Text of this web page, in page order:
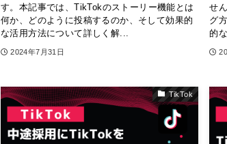
す。本記事では、TikTokのストーリー機能とは
何か、どのように投稿するのか、そして効果的
な活用方法について詳しく解...
2024年7月31日
せ
グ
的
TikTok